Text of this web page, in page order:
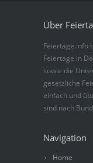
Über
Feiertage.info
Feiertage in
sowie die
gesetzliche
einfach und
sind nach
Navigation
Home